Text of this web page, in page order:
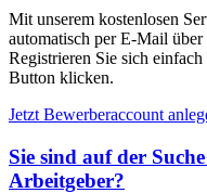
Mit unserem kostenlosen
automatisch per E-Mail über
Registrieren Sie sich
Button klicken.
Jetzt Bewerberaccount
Sie sind auf der
Arbeitgeber?